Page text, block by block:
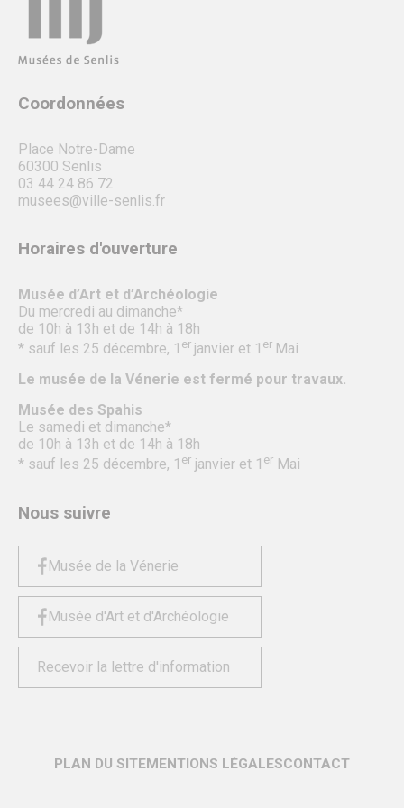
Coordonnées
Place Notre-Dame
60300 Senlis
03 44 24 86 72
musees@ville-senlis.fr
Horaires d'ouverture
Musée d’Art et d’Archéologie
Du mercredi au dimanche*
de 10h à 13h et de 14h à 18h
* sauf les 25 décembre, 1 er janvier et 1 er Mai
Le musée de la Vénerie est fermé pour travaux.
Musée des Spahis
Le samedi et dimanche*
de 10h à 13h et de 14h à 18h
* sauf les 25 décembre, 1 er janvier et 1 er Mai
Nous suivre
Musée de la Vénerie
Musée d'Art et d'Archéologie
Recevoir la lettre d'information
PLAN DU SITEMENTIONS LÉGALESCONTACT